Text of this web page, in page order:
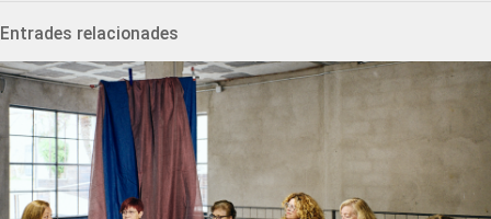
Entrades relacionades